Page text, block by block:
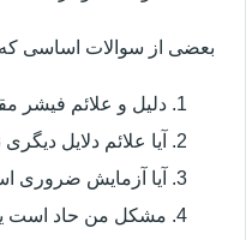
بعضی از سوالات اساسی که
دلیل و علائم فیشر
آیا علائم دلایل دیگری
آیا آزمایش ضروری
مشکل من حاد است